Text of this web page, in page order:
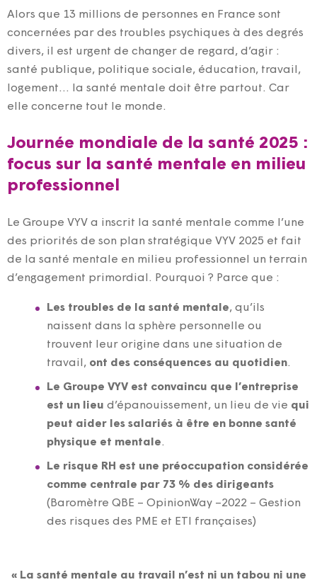
Alors que 13 millions de personnes en France sont
concernées par des troubles psychiques à des degrés
divers, il est urgent de changer de regard, d’agir :
santé publique, politique sociale, éducation, travail,
logement… la santé mentale doit être partout. Car
elle concerne tout le monde.
Journée mondiale de la santé 2025 :
focus sur la santé mentale en milieu
professionnel
Le Groupe VYV a inscrit la santé mentale comme l’une
des priorités de son plan stratégique VYV 2025 et fait
de la santé mentale en milieu professionnel un terrain
d’engagement primordial. Pourquoi ? Parce que :
Les troubles de la santé mentale, qu’ils
naissent dans la sphère personnelle ou
trouvent leur origine dans une situation de
travail, ont des conséquences au quotidien.
Le Groupe VYV est convaincu que l’entreprise
est un lieu d’épanouissement, un lieu de vie qui
peut aider les salariés à être en bonne santé
physique et mentale.
Le risque RH est une préoccupation considérée
comme centrale par 73 % des dirigeants
(Baromètre QBE – OpinionWay –2022 – Gestion
des risques des PME et ETI françaises)
« La santé mentale au travail n’est ni un tabou ni une